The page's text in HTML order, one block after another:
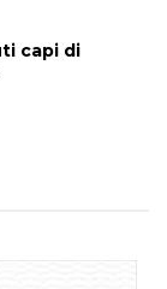
capi di